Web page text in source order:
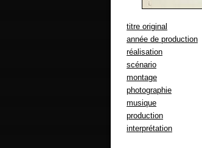
titre original
année de production
réalisation
scénario
montage
photographie
musique
production
interprétation